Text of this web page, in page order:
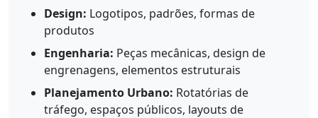
Design: Logotipos, padrões, formas de
produtos
Engenharia: Peças mecânicas, design de
engrenagens, elementos estruturais
Planejamento Urbano: Rotatórias de
tráfego, espaços públicos, layouts de